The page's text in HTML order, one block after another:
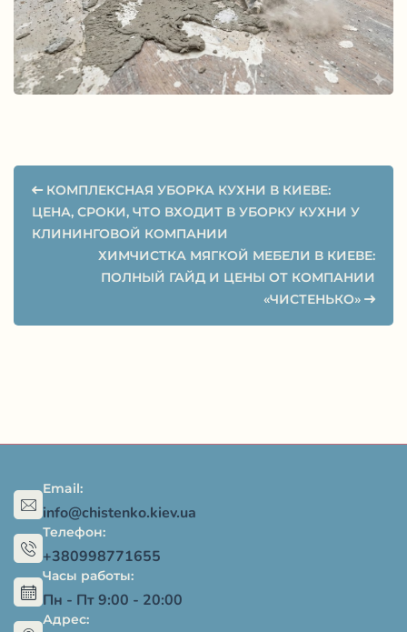
КОМПЛЕКСНАЯ УБОРКА КУХНИ В КИЕВЕ:
ЦЕНА, СРОКИ, ЧТО ВХОДИТ В УБОРКУ КУХНИ У
КЛИНИНГОВОЙ КОМПАНИИ
ХИМЧИСТКА МЯГКОЙ МЕБЕЛИ В КИЕВЕ:
ПОЛНЫЙ ГАЙД И ЦЕНЫ ОТ КОМПАНИИ
«ЧИСТЕНЬКО»
Email:
info@chistenko.kiev.ua
Телефон:
+380998771655
Часы работы:
Пн - Пт 9:00 - 20:00
Адрес: